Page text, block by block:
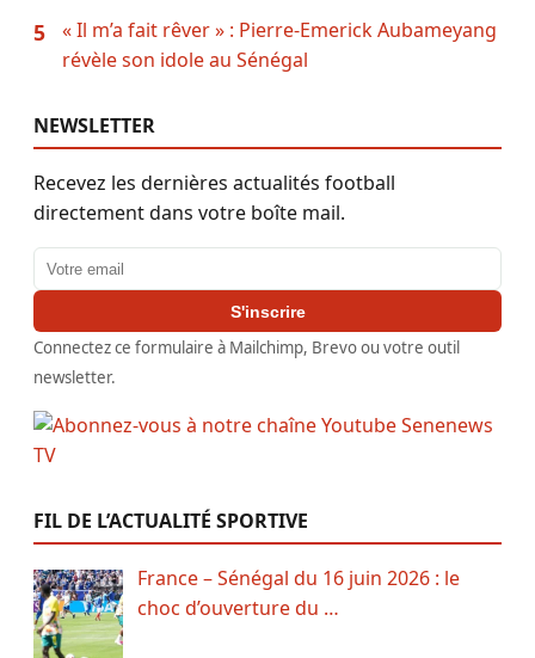
5
« Il m’a fait rêver » : Pierre-Emerick Aubameyang
révèle son idole au Sénégal
NEWSLETTER
Recevez les dernières actualités football
directement dans votre boîte mail.
Adresse email
S'inscrire
Connectez ce formulaire à Mailchimp, Brevo ou votre outil
newsletter.
FIL DE L’ACTUALITÉ SPORTIVE
France – Sénégal du 16 juin 2026 : le
choc d’ouverture du …